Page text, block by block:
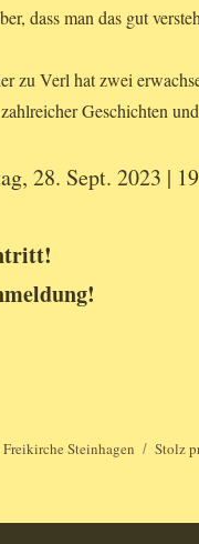
dass man das gut
zu Verl hat zwei
Geschichten
28. Sept. 2023 |
Steinhagen Stolz